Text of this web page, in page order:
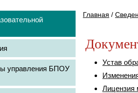
управления БПОУ
Главная /
Устав
Лицензия